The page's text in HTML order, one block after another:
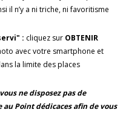
il n’y a ni triche, ni favoritisme
: cliquez sur OBTENIR
avec votre smartphone et
la limite des places
ne disposez pas de
au Point dédicaces afin de vous